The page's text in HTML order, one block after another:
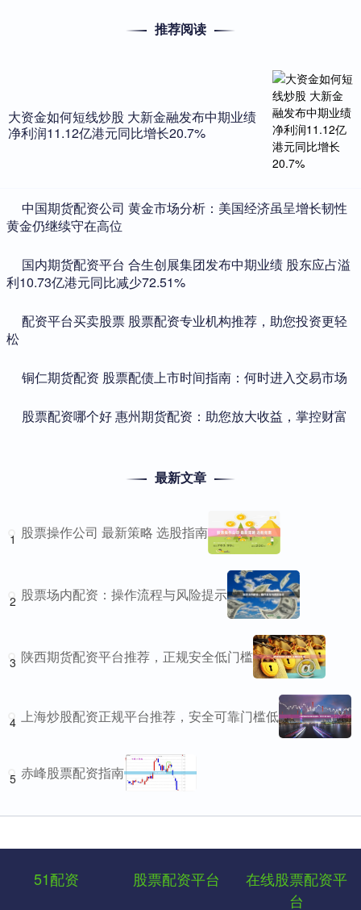
推荐阅读
大资金如何短线炒股 大新金融发布中期业绩
净利润11.12亿港元同比增长20.7%
​中国期货配资公司 黄金市场分析：美国经济虽呈增长韧性
黄金仍继续守在高位
​国内期货配资平台 合生创展集团发布中期业绩 股东应占溢
利10.73亿港元同比减少72.51%
​配资平台买卖股票 股票配资专业机构推荐，助您投资更轻
松
​铜仁期货配资 股票配债上市时间指南：何时进入交易市场
​股票配资哪个好 惠州期货配资：助您放大收益，掌控财富
最新文章
1 股票操作公司 最新策略 选股指南
2 股票场内配资：操作流程与风险提示
3 陕西期货配资平台推荐，正规安全低门槛
4 上海炒股配资正规平台推荐，安全可靠门槛低
5 赤峰股票配资指南
51配资 股票配资平台
在线股票配资平
台